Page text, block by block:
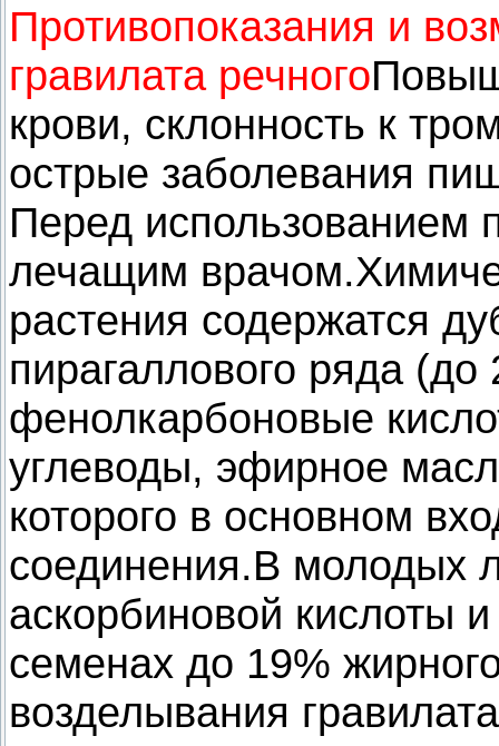
Противопоказания и
гравилата речного
крови, склонность к
острые заболевания
Перед использованием
лечащим
растения содержатся
пирагаллового ряда
фенолкарбоновые
углеводы, эфирное
которого в основном
соединения.В молодых
аскорбиновой кислоты
семенах до 19%
возделывания